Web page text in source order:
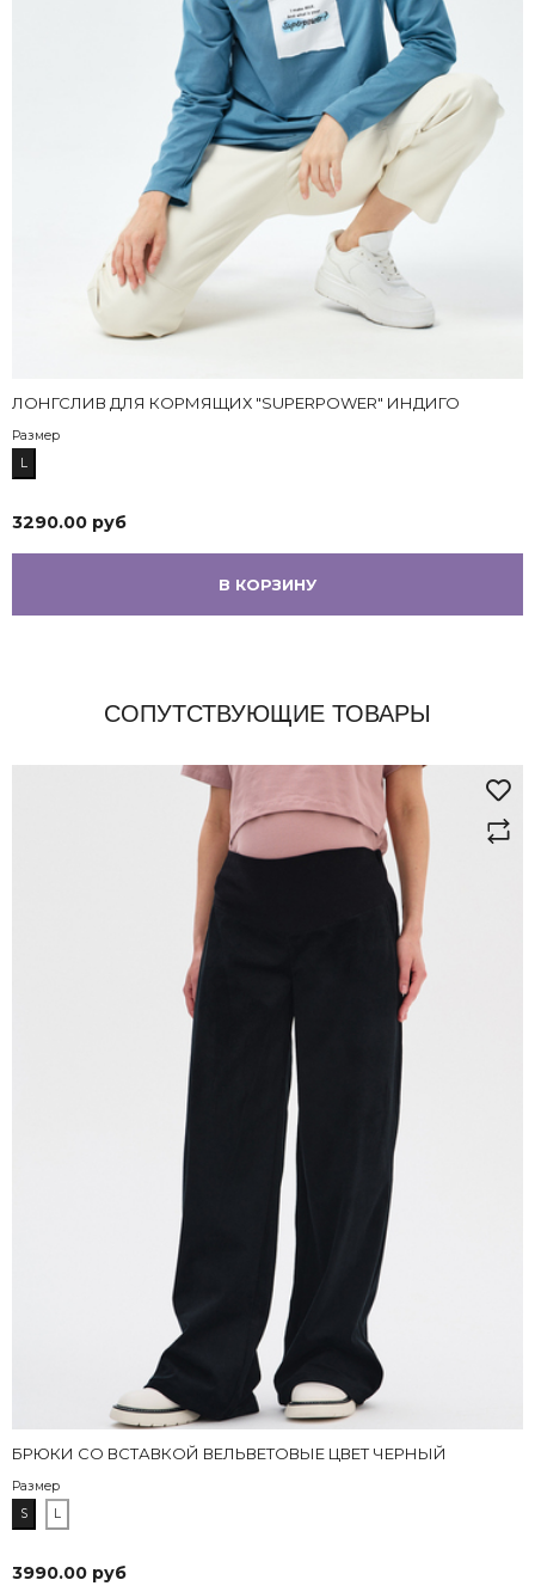
здесь
ЛОНГСЛИВ ДЛЯ КОРМЯЩИХ "SUPERPOWER" ИНДИГО
Размер
L
3290.00 руб
В КОРЗИНУ
СОПУТСТВУЮЩИЕ ТОВАРЫ
БРЮКИ СО ВСТАВКОЙ ВЕЛЬВЕТОВЫЕ ЦВЕТ ЧЕРНЫЙ
Размер
S
L
3990.00 руб